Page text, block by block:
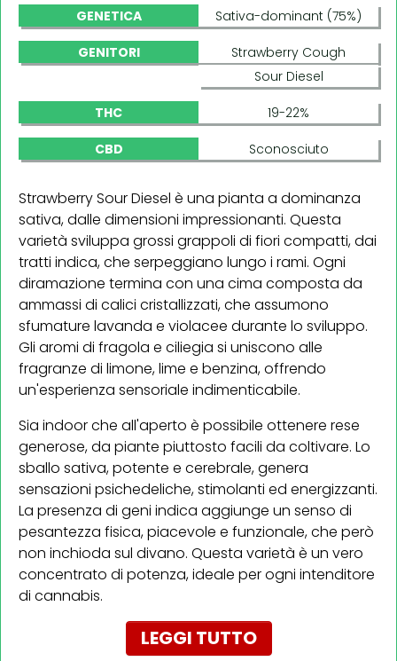
GENETICA Sativa-dominant (75%)
GENITORI
Strawberry Cough
Sour Diesel
THC 19-22%
CBD Sconosciuto
Strawberry Sour Diesel è una pianta a dominanza
sativa, dalle dimensioni impressionanti. Questa
varietà sviluppa grossi grappoli di fiori compatti, dai
tratti indica, che serpeggiano lungo i rami. Ogni
diramazione termina con una cima composta da
ammassi di calici cristallizzati, che assumono
sfumature lavanda e violacee durante lo sviluppo.
Gli aromi di fragola e ciliegia si uniscono alle
fragranze di limone, lime e benzina, offrendo
un'esperienza sensoriale indimenticabile.
Sia indoor che all'aperto è possibile ottenere rese
generose, da piante piuttosto facili da coltivare. Lo
sballo sativa, potente e cerebrale, genera
sensazioni psichedeliche, stimolanti ed energizzanti.
La presenza di geni indica aggiunge un senso di
pesantezza fisica, piacevole e funzionale, che però
non inchioda sul divano. Questa varietà è un vero
concentrato di potenza, ideale per ogni intenditore
di cannabis.
LEGGI TUTTO